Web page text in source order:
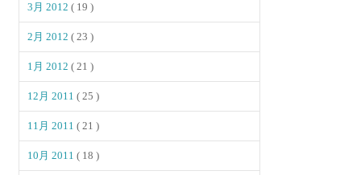
3月 2012( 19 )
2月 2012( 23 )
1月 2012( 21 )
12月 2011( 25 )
11月 2011( 21 )
10月 2011( 18 )